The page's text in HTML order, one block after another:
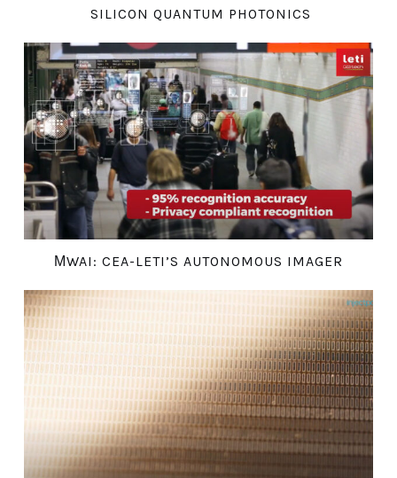
SILICON QUANTUM PHOTONICS
ΜWAI: CEA-LETI’S AUTONOMOUS IMAGER